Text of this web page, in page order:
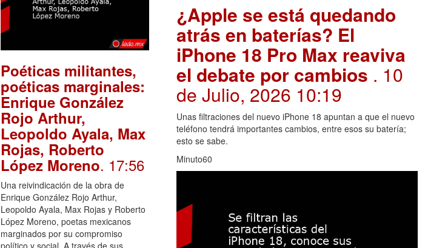
Poéticas militantes,
poéticas marginales:
Enrique González
Rojo Arthur,
Leopoldo Ayala, Max
Rojas, Roberto
López Moreno. 17:56
Una reivindicación de la obra de
Enrique González Rojo Arthur,
Leopoldo Ayala, Max Rojas y Roberto
López Moreno, poetas mexicanos
marginados por su compromiso
político y social. A través de sus
¿Apple se está quedando
atrás en baterías? El
iPhone 18 Pro Max reaviva
el debate por cambios . 10
de Julio, 2026 10:19
Unas filtraciones del nuevo iPhone 18 apuntan a que el nuevo
teléfono tendrá importantes cambios, entre esos su batería;
esto se sabe.
Minuto60